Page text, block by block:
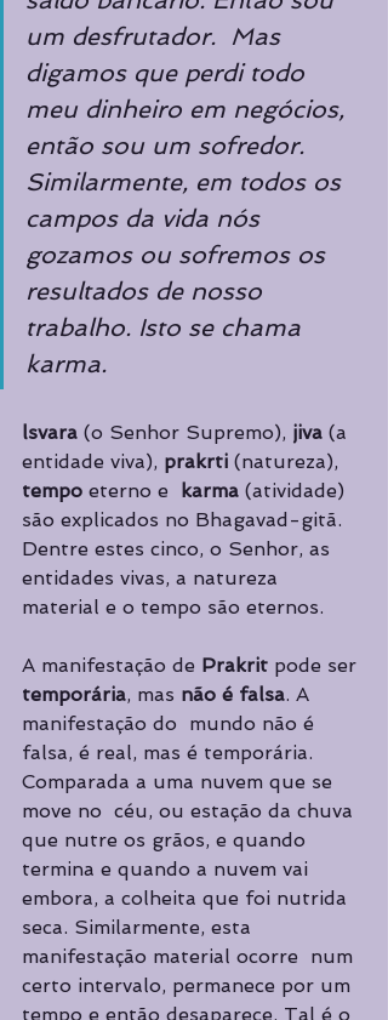
um desfrutador.  Mas
digamos que perdi todo
meu dinheiro em negócios,
então sou um sofredor.
Similarmente, em todos os
campos da vida nós
gozamos ou sofremos os
resultados de nosso
trabalho. Isto se chama
karma.
lsvara (o Senhor Supremo), jiva (a
entidade viva), prakrti (natureza),
tempo eterno e karma (atividade)
são explicados no Bhagavad-gitã.
Dentre estes cinco, o Senhor, as
entidades vivas, a natureza
material e o tempo são eternos.
A manifestação de Prakrit pode ser
temporária, mas não é falsa. A
manifestação do  mundo não é
falsa, é real, mas é temporária.
Comparada a uma nuvem que se
move no  céu, ou estação da chuva
que nutre os grãos, e quando
termina e quando a nuvem vai
embora, a colheita que foi nutrida
seca. Similarmente, esta
manifestação material ocorre  num
certo intervalo, permanece por um
tempo e então desaparece. Tal é o